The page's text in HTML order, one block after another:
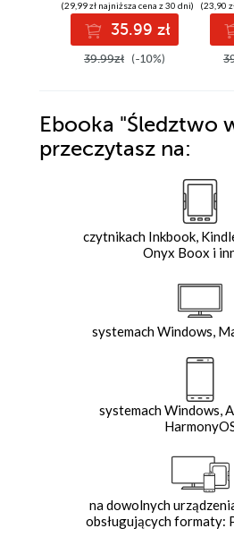
(29,99 zł najniższa cena z 30 dni)
35.99 zł
39.99zł (-10%)
(23,90
Ebooka "Śledztwo
przeczytasz na:
czytnikach Inkbook,
Onyx Boox i
systemach Windows,
systemach Windows,
na dowolnych
obsługujących formaty: